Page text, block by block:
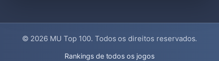
© 2026 MU Top 100. Todos os direitos reservados.
Rankings de todos os jogos